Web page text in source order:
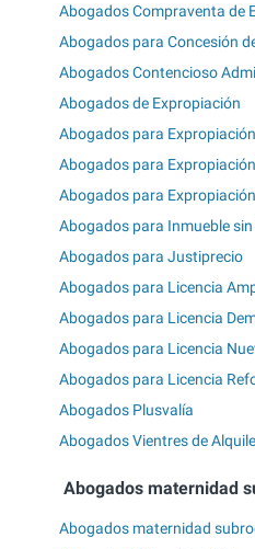
Abogados Compraventa de
Abogados para Concesión
Abogados Contencioso
Abogados de Expropiación
Abogados para
Abogados para
Abogados para
Abogados para Inmueble
Abogados para Justiprecio
Abogados para Licencia
Abogados para Licencia
Abogados para Licencia
Abogados para Licencia
Abogados Plusvalía
Abogados Vientres de
Abogados maternidad
Abogados maternidad